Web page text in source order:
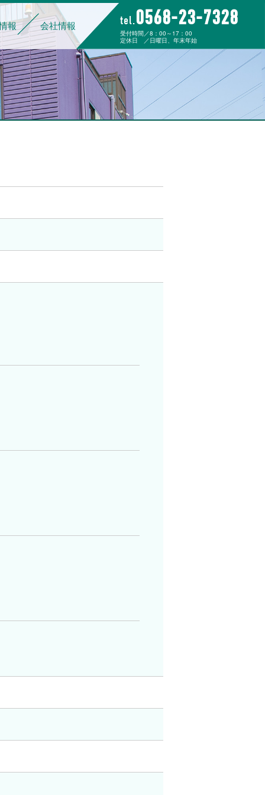
tel.0568-23-7328
受付時間／8：00～17：00
定休日 ／日曜日、年末年始
み
報
ータでわかる大杉運輸
利厚生
家族の皆様へ
集要項
輩社員の声
募フォーム
会社情報
経営理念
代表挨拶
企業概要
沿革
事業所一覧
カーゴワークジャパン